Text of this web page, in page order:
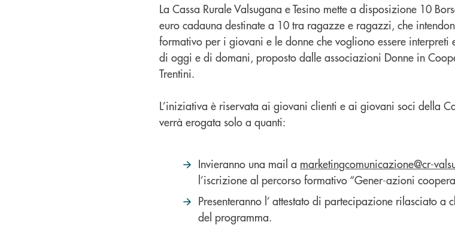
La Cassa Rurale Valsugana e Tesino mette a disposizione 10
euro cadauna destinate a 10 tra ragazze e ragazzi, che
formativo per i giovani e le donne che vogliono essere
di oggi e di domani, proposto dalle associazioni Donne in
Trentini.
L’iniziativa è riservata ai giovani clienti e ai giovani soci della
verrà erogata solo a quanti:
Invieranno una mail a marketingcomunicazione@cr-
l’iscrizione al percorso formativo “Gener-azioni
Presenteranno l’ attestato di partecipazione rilasciato a
del programma.